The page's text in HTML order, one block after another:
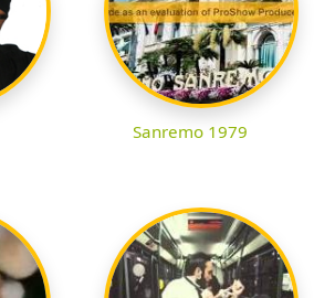
Sanremo 1979